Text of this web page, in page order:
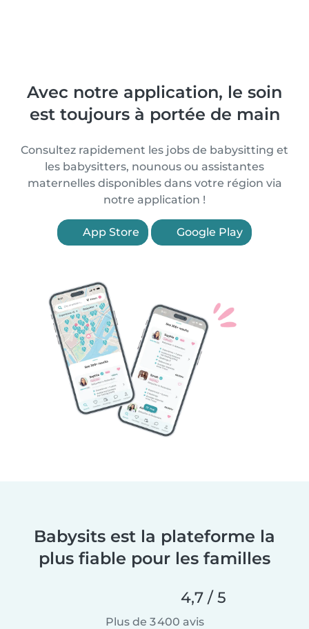
Avec notre application, le soin
est toujours à portée de main
Consultez rapidement les jobs de babysitting et
les babysitters, nounous ou assistantes
maternelles disponibles dans votre région via
notre application !
App Store Google Play
Babysits est la plateforme la
plus fiable pour les familles
4,7 / 5
Plus de 3 400 avis